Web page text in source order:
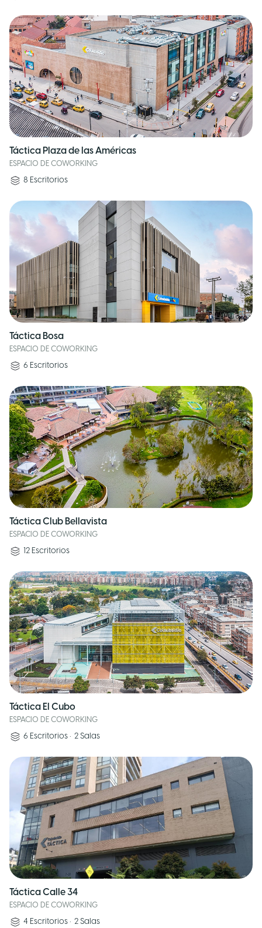
Táctica Plaza de las Américas
ESPACIO DE COWORKING
8 Escritorios
Táctica Bosa
ESPACIO DE COWORKING
6 Escritorios
Táctica Club Bellavista
ESPACIO DE COWORKING
12 Escritorios
Táctica El Cubo
ESPACIO DE COWORKING
6 Escritorios • 2 Salas
Táctica Calle 34
ESPACIO DE COWORKING
4 Escritorios • 2 Salas